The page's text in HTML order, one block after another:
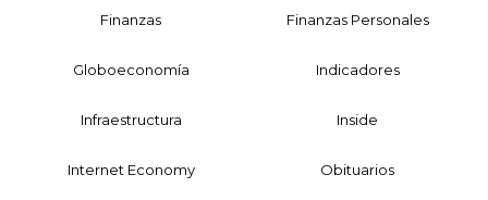
Finanzas Finanzas Personales
Globoeconomía Indicadores
Infraestructura Inside
Internet Economy Obituarios